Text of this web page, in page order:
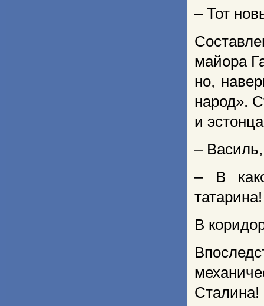
– Тот
майора
но,
народ».
и
–
– В
татарина!
В